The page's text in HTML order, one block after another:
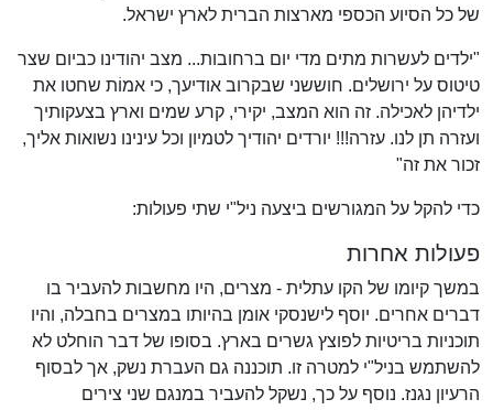
של כל הסיוע הכספי מארצות הברית לארץ ישראל.
"ילדים לעשרות מתים מדי יום ברחובות... מצב יהודינו כביום שצר
טיטוס על ירושלים. חוששני שבקרוב אודיעך, כי אמוֹת שחטו את
ילדיהן לאכילה. זה הוא המצב, יקירי, קרע שמים וארץ בצעקותיך
ועזרה תן לנו. עזרה!!! יורדים יהודיך לטמיון וכל עינינו נשואות אליך,
זכור את זה"
כדי להקל על המגורשים ביצעה ניל"י שתי פעולות:
פעולות אחרות
במשך קיומו של הקו עתלית - מצרים, היו מחשבות להעביר בו
דברים אחרים. יוסף לישנסקי אומן בהיותו במצרים בחבלה, והיו
תוכניות בריטיות לפוצץ גשרים בארץ. בסופו של דבר הוחלט לא
להשתמש בניל"י למטרה זו. תוכננה גם העברת נשק, אך לבסוף
הרעיון נגנז. נוסף על כך, נשקל להעביר במנגם שני צירים